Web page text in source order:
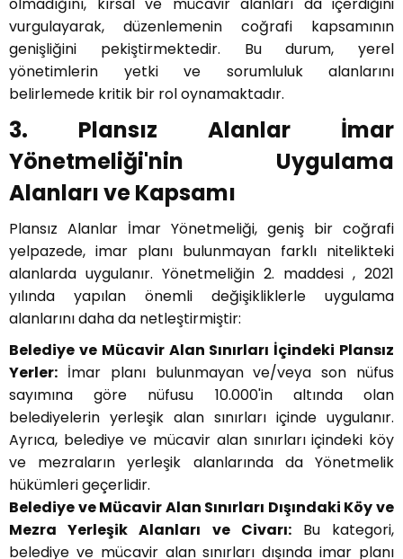
vurgulayarak, düzenlemenin coğrafi kapsamının
genişliğini pekiştirmektedir. Bu durum, yerel
yönetimlerin yetki ve sorumluluk alanlarını
belirlemede kritik bir rol oynamaktadır.
3. Plansız Alanlar İmar
Yönetmeliği'nin Uygulama
Alanları ve Kapsamı
Plansız Alanlar İmar Yönetmeliği, geniş bir coğrafi
yelpazede, imar planı bulunmayan farklı nitelikteki
alanlarda uygulanır. Yönetmeliğin 2. maddesi , 2021
yılında yapılan önemli değişikliklerle uygulama
alanlarını daha da netleştirmiştir:
Belediye ve Mücavir Alan Sınırları İçindeki Plansız
Yerler: İmar planı bulunmayan ve/veya son nüfus
sayımına göre nüfusu 10.000'in altında olan
belediyelerin yerleşik alan sınırları içinde uygulanır.
Ayrıca, belediye ve mücavir alan sınırları içindeki köy
ve mezraların yerleşik alanlarında da Yönetmelik
hükümleri geçerlidir.
Belediye ve Mücavir Alan Sınırları Dışındaki Köy ve
Mezra Yerleşik Alanları ve Civarı:Bu kategori,
belediye ve mücavir alan sınırları dışında imar planı